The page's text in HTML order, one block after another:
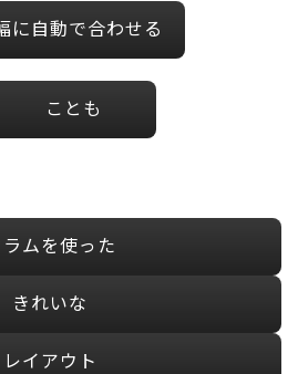
に自動で合わせる
ことも
ラムを使った
きれいな
レイアウト